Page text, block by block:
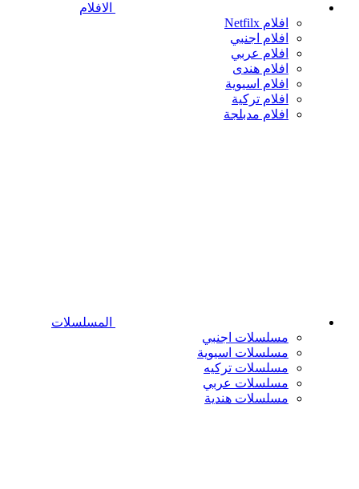
الافلام
افلام Netfilx
افلام اجنبي
افلام عربي
افلام هندى
افلام اسيوية
افلام تركية
افلام مدبلجة
المسلسلات
مسلسلات اجنبي
مسلسلات اسيوية
مسلسلات تركيه
مسلسلات عربي
مسلسلات هندية